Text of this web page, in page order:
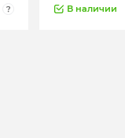
В наличии